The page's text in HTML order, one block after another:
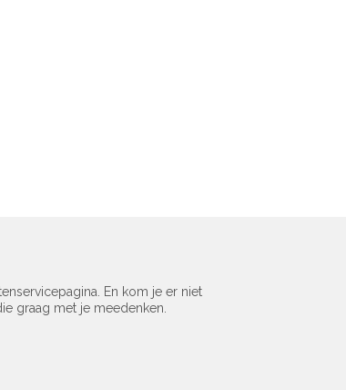
En kom je er niet
graag met je meedenken.